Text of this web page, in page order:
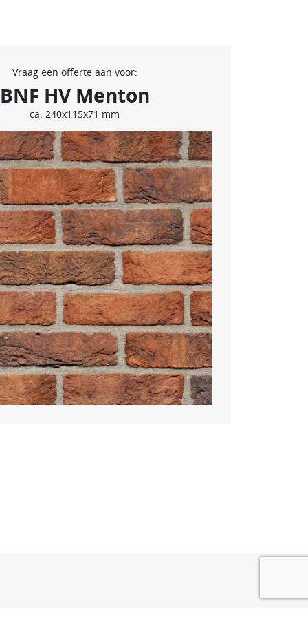
Vraag een offerte aan voor:
BNF HV Menton
ca. 240x115x71 mm